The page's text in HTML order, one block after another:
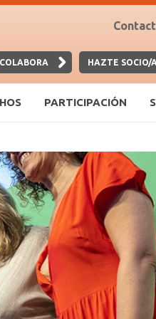
COLABORA HAZTE SOCIO/A
PARTICIPACIÓN